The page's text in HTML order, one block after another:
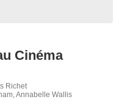
Cinéma
Richet
Annabelle Wallis